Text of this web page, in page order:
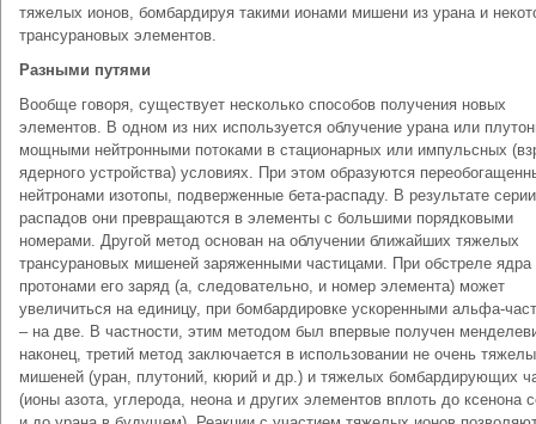
тяжелых ионов, бомбардируя такими ионами мишени из урана и
трансурановых элементов.
Разными путями
Вообще говоря, существует несколько способов получения новых
элементов. В одном из них используется облучение урана или
мощными нейтронными потоками в стационарных или импульсных
ядерного устройства) условиях. При этом образуются
нейтронами изотопы, подверженные бета-распаду. В результате
распадов они превращаются в элементы с большими порядковыми
номерами. Другой метод основан на облучении ближайших тяжелых
трансурановых мишеней заряженными частицами. При обстреле ядра
протонами его заряд (а, следовательно, и номер элемента) может
увеличиться на единицу, при бомбардировке ускоренными альфа-
– на две. В частности, этим методом был впервые получен
наконец, третий метод заключается в использовании не очень
мишеней (уран, плутоний, кюрий и др.) и тяжелых бомбардирующих
(ионы азота, углерода, неона и других элементов вплоть до ксенона